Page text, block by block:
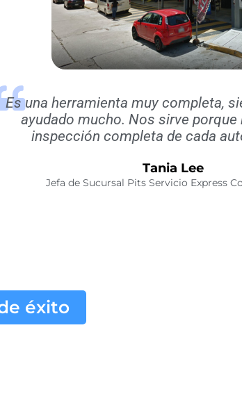
Es una herramienta muy completa,
ayudado mucho. Nos sirve porque
inspección completa de cada
Tania Lee
Jefa de Sucursal Pits Servicio Express
éxito